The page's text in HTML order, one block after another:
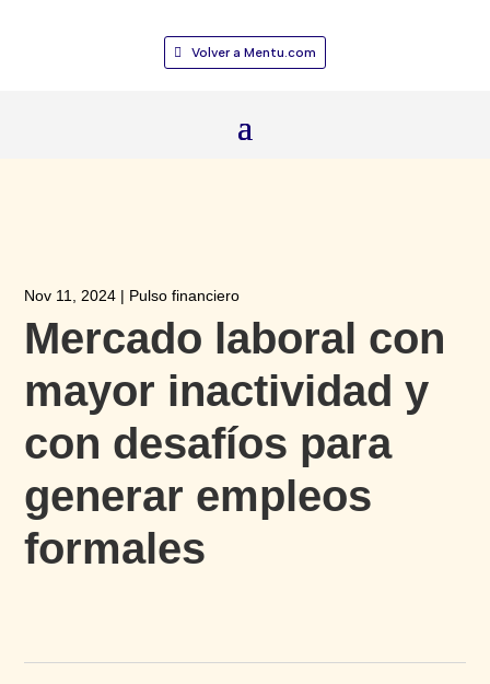
Volver a Mentu.com
Nov 11, 2024 | Pulso financiero
Mercado laboral con
mayor inactividad y
con desafíos para
generar empleos
formales​